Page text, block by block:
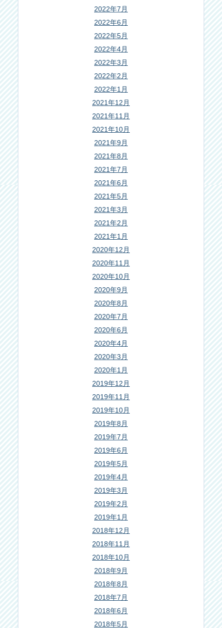
2022年7月
2022年6月
2022年5月
2022年4月
2022年3月
2022年2月
2022年1月
2021年12月
2021年11月
2021年10月
2021年9月
2021年8月
2021年7月
2021年6月
2021年5月
2021年3月
2021年2月
2021年1月
2020年12月
2020年11月
2020年10月
2020年9月
2020年8月
2020年7月
2020年6月
2020年4月
2020年3月
2020年1月
2019年12月
2019年11月
2019年10月
2019年8月
2019年7月
2019年6月
2019年5月
2019年4月
2019年3月
2019年2月
2019年1月
2018年12月
2018年11月
2018年10月
2018年9月
2018年8月
2018年7月
2018年6月
2018年5月